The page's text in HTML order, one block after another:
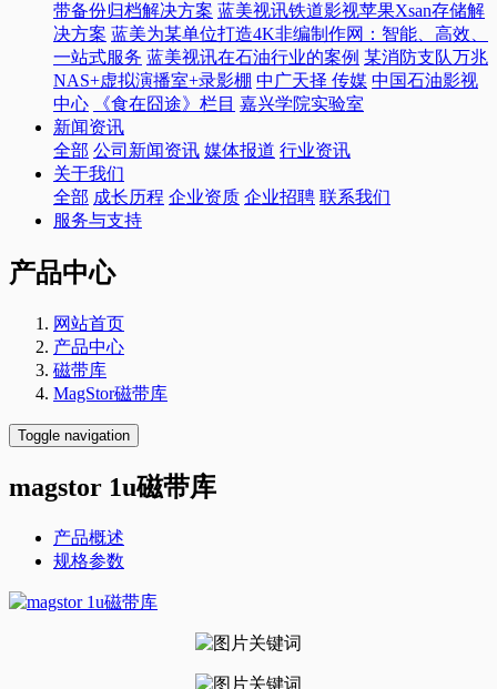
带备份归档解决方案 蓝美视讯铁道影视苹果Xsan存储解
决方案 蓝美为某单位打造4K非编制作网：智能、高效、
一站式服务 蓝美视讯在石油行业的案例 某消防支队万兆
NAS+虚拟演播室+录影棚 中广天择 传媒 中国石油影视
中心
《食在囧途》栏目 嘉兴学院实验室
新闻资讯
全部 公司新闻资讯 媒体报道 行业资讯
关于我们
全部 成长历程 企业资质 企业招聘 联系我们
服务与支持
产品中心
网站首页
产品中心
磁带库
MagStor磁带库
Toggle navigation
magstor 1u磁带库
产品概述
规格参数